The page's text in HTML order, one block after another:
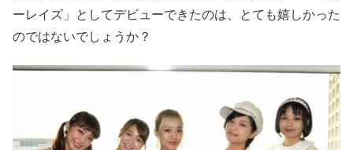
ーレイズ」としてデビューできたのは、とても嬉しかった
のではないでしょうか？